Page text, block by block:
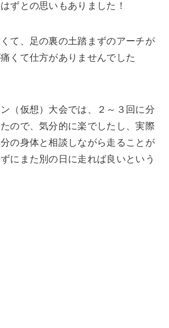
ずとの思いもありました！
て、足の裏の土踏まずのアーチが
くて仕方がありませんでした
（仮想）大会では、２～３回に分
ので、気分的に楽でしたし、実際
の身体と相談しながら走ることが
にまた別の日に走れば良いという